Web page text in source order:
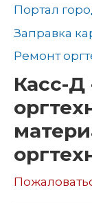
Портал
Заправка
Ремонт
Касс-Д